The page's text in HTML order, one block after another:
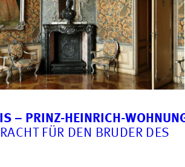
– PRINZ-HEINRICH-
FÜR DEN BRUDER DES